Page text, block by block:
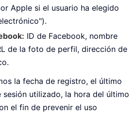
Apple si el usuario ha elegido
ID de Facebook, nombre
de la foto de perfil, dirección de
la fecha de registro, el último
utilizado, la hora del último
el fin de prevenir el uso